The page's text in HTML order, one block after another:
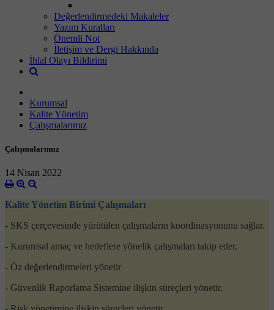
Değerlendirmedeki Makaleler
Yazım Kuralları
Önemli Not
İletişim ve Dergi Hakkında
İhlal Olayı Bildirimi
Kurumsal
Kalite Yönetim
Çalışmalarımız
Çalışmalarımız
14 Nisan 2022
Kalite Yönetim Birimi Çalışmaları
- SKS çerçevesinde yürütülen çalışmaların koordinasyonunu sağlar.
- Kurumsal amaç ve hedeflere yönelik çalışmaları takip eder.
- Öz değerlendirmeleri yönetir
- Güvenlik Raporlama Sistemine ilişkin süreçleri yönetir.